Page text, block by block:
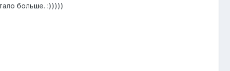
больше. :)))))